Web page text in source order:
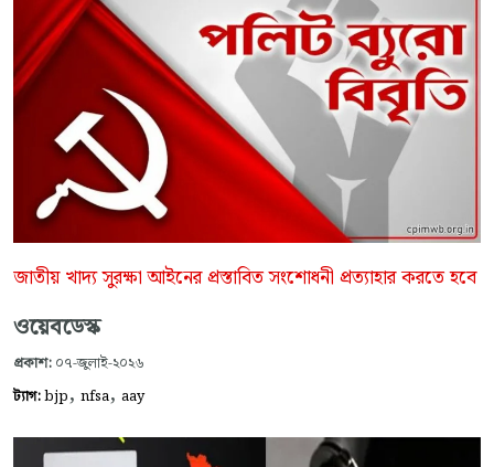
জাতীয় খাদ্য সুরক্ষা আইনের প্রস্তাবিত সংশোধনী প্রত্যাহার করতে হবে
ওয়েবডেস্ক
প্রকাশ: ০৭-জুলাই-২০২৬
ট্যাগ:bjp, nfsa, aay